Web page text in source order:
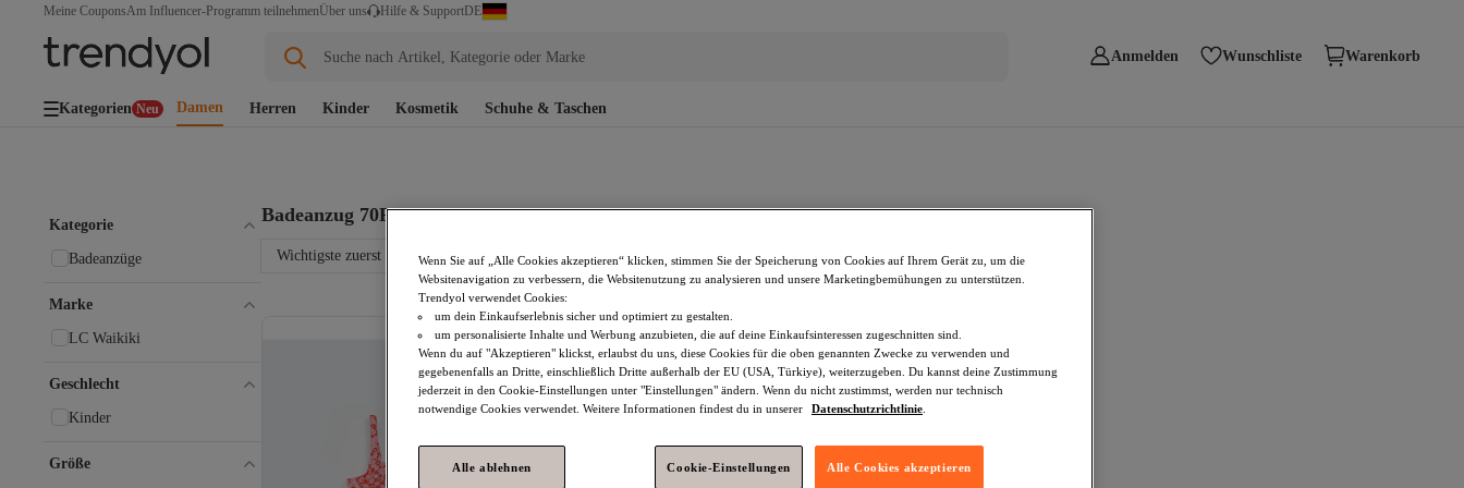
Meine CouponsAm Influencer-Programm teilnehmenÜber uns Hilfe & SupportDE
Suche nach Artikel, Kategorie oder Marke Anmelden Wunschliste Warenkorb
Kategorien Neu Damen Herren Kinder Kosmetik Schuhe & Taschen
Badeanzug 70F1+ Artikel
Wichtigste zuerst
Kategorie
Badeanzüge
Marke
LC Waikiki
Geschlecht
Kinder
Größe
Wenn Sie auf „Alle Cookies akzeptieren“ klicken, stimmen Sie der Speicherung von Cookies auf Ihrem Gerät zu, um die
Websitenavigation zu verbessern, die Websitenutzung zu analysieren und unsere Marketingbemühungen zu unterstützen.
Trendyol verwendet Cookies:
um dein Einkaufserlebnis sicher und optimiert zu gestalten.
um personalisierte Inhalte und Werbung anzubieten, die auf deine Einkaufsinteressen zugeschnitten sind.
Wenn du auf "Akzeptieren" klickst, erlaubst du uns, diese Cookies für die oben genannten Zwecke zu verwenden und
gegebenenfalls an Dritte, einschließlich Dritte außerhalb der EU (USA, Türkiye), weiterzugeben. Du kannst deine Zustimmung
jederzeit in den Cookie-Einstellungen unter "Einstellungen" ändern. Wenn du nicht zustimmst, werden nur technisch
notwendige Cookies verwendet. Weitere Informationen findest du in unserer
Datenschutzrichtlinie
Alle ablehnen Cookie-Einstellungen Alle Cookies akzeptieren